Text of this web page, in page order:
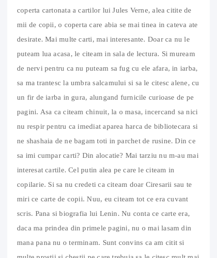
coperta cartonata a cartilor lui Jules Verne, alea citite de
mii de copii, o coperta care abia se mai tinea in cateva ate
desirate. Mai multe carti, mai interesante. Doar ca nu le
puteam lua acasa, le citeam in sala de lectura. Si muream
de nervi pentru ca nu puteam sa fug cu ele afara, in iarba,
sa ma trantesc la umbra salcamului si sa le citesc alene, cu
un fir de iarba in gura, alungand furnicile curioase de pe
pagini. Asa ca citeam chinuit, la o masa, incercand sa nici
nu respir pentru ca imediat aparea harca de bibliotecara si
ne shashaia de ne bagam toti in parchet de rusine. Din ce
sa imi cumpar carti? Din alocatie? Mai tarziu nu m-au mai
interesat cartile. Cel putin alea pe care le citeam in
copilarie. Si sa nu credeti ca citeam doar Ciresarii sau te
miri ce carte de copii. Nuu, eu citeam tot ce era cuvant
scris. Pana si biografia lui Lenin. Nu conta ce carte era,
daca ma prindea din primele pagini, nu o mai lasam din
mana pana nu o terminam. Sunt convins ca am citit si